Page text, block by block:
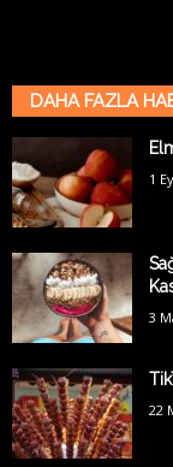
DAHA FAZLA
1
3
22